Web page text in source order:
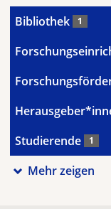
Bibliothek 1
Studierende 1
Mehr zeigen